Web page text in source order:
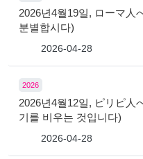
2026년4월19일, ローマ人
분별합시다)
2026-04-28
2026
2026년4월12일, ピリピ人
기를 비우는 것입니다)
2026-04-28